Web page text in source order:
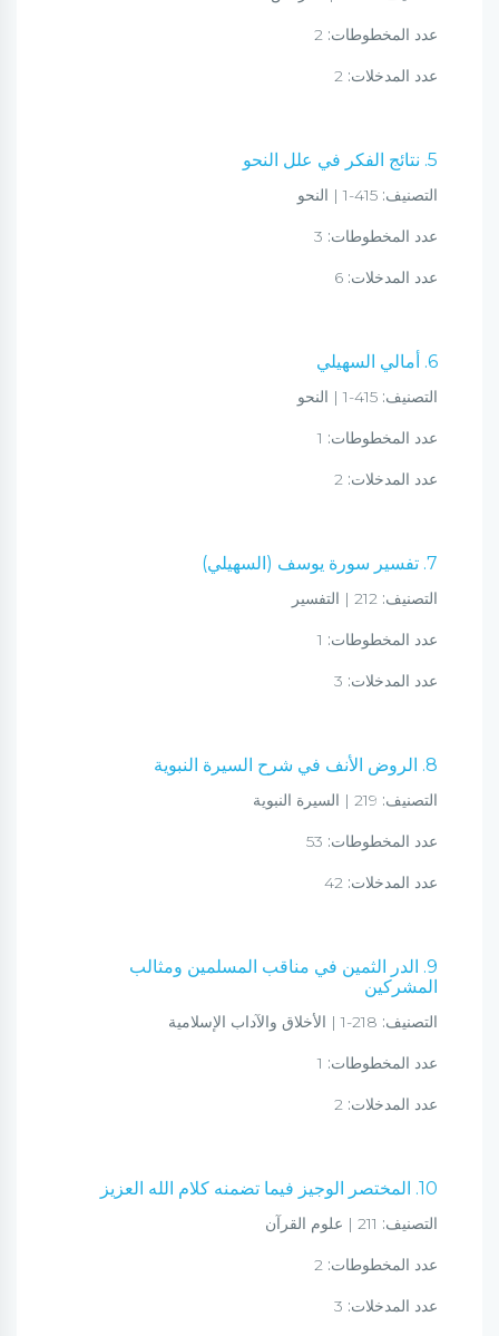
عدد المخطوطات:
عدد المدخلات:
5. نتائج الفكر في علل النحو
التصنيف:
عدد المخطوطات:
عدد المدخلات:
6. أمالي السهيلي
التصنيف:
عدد المخطوطات:
عدد المدخلات:
7. تفسير سورة يوسف (السهيلي)
التصنيف:
عدد المخطوطات:
عدد المدخلات:
8. الروض الأنف في شرح السيرة النبوية
التصنيف:
عدد المخطوطات:
عدد المدخلات:
9. الدر الثمين في مناقب المسلمين ومثالب
المشركين
التصنيف:
عدد المخطوطات:
عدد المدخلات:
10. المختصر الوجيز فيما تضمنه كلام الله العزيز
التصنيف:
عدد المخطوطات:
عدد المدخلات: